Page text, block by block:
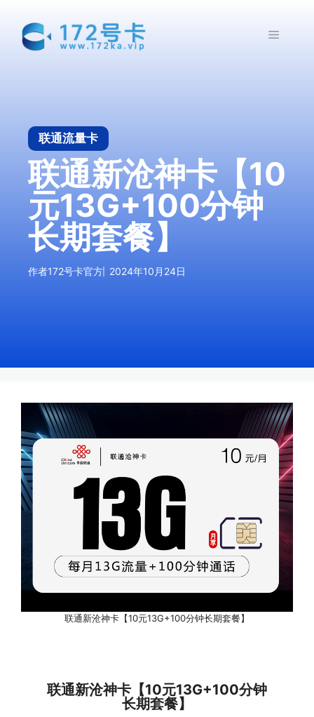
菜
联通流量卡
联通新沧神卡【10
元13G+100分钟
长期套餐】
作者172号卡官方 2024年10月24日
联通新沧神卡【10元13G+100分钟长期套餐】
联通新沧神卡【10元13G+100分钟
长期套餐】